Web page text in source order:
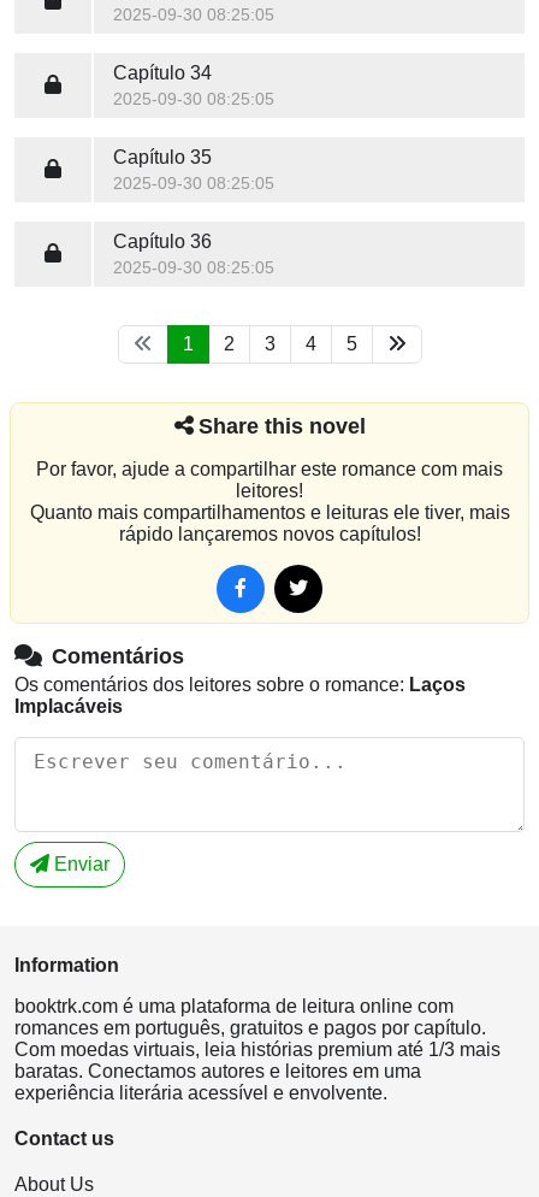
2025-09-30 08:25:05
Capítulo 34
2025-09-30 08:25:05
Capítulo 35
2025-09-30 08:25:05
Capítulo 36
2025-09-30 08:25:05
1 2 3 4 5
Share this novel
Por favor, ajude a compartilhar este romance com mais
leitores!
Quanto mais compartilhamentos e leituras ele tiver, mais
rápido lançaremos novos capítulos!
Comentários
Os comentários dos leitores sobre o romance: Laços
Implacáveis
Enviar
Information
booktrk.com é uma plataforma de leitura online com
romances em português, gratuitos e pagos por capítulo.
Com moedas virtuais, leia histórias premium até 1/3 mais
baratas. Conectamos autores e leitores em uma
experiência literária acessível e envolvente.
Contact us
About Us